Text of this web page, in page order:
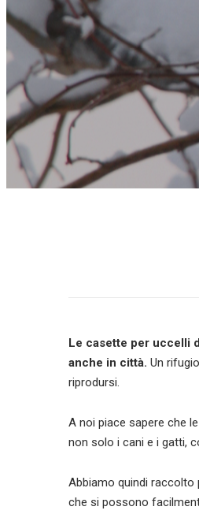
Le casette per uccelli
anche in città. Un
riprodursi.
A noi piace sapere che
non solo i cani e i gatti,
Abbiamo quindi raccolto
che si possono